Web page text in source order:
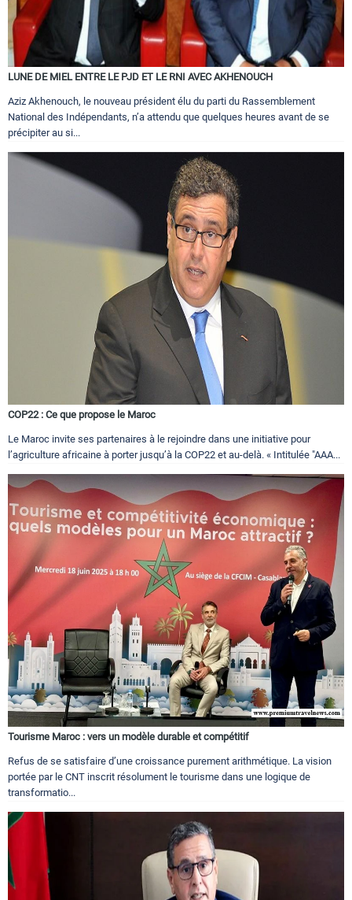
LUNE DE MIEL ENTRE LE PJD ET LE RNI AVEC AKHENOUCH
Aziz Akhenouch, le nouveau président élu du parti du Rassemblement
National des Indépendants, n’a attendu que quelques heures avant de se
précipiter au si...
COP22 : Ce que propose le Maroc
Le Maroc invite ses partenaires à le rejoindre dans une initiative pour
l’agriculture africaine à porter jusqu’à la COP22 et au-delà. « Intitulée "AAA...
Tourisme Maroc : vers un modèle durable et compétitif
Refus de se satisfaire d’une croissance purement arithmétique. La vision
portée par le CNT inscrit résolument le tourisme dans une logique de
transformatio...